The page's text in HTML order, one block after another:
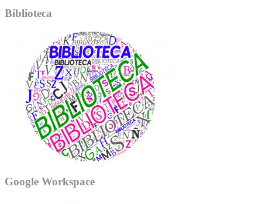
Biblioteca
Google Workspace